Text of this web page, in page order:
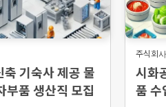
기숙사 제공 물
부품 생산직 모집
주식회
시화
품 수